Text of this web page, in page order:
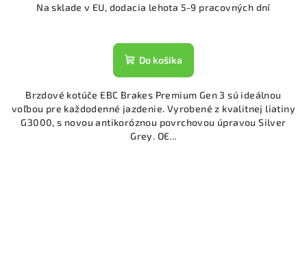
Na sklade v EU, dodacia lehota 5-9 pracovných dní
Do košíka
Brzdové kotúče EBC Brakes Premium Gen 3 sú ideálnou
voľbou pre každodenné jazdenie. Vyrobené z kvalitnej liatiny
G3000, s novou antikoróznou povrchovou úpravou Silver
Grey. OE...